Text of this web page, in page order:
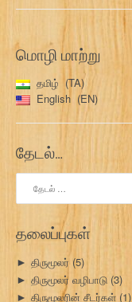
மொழி மாற்று
தமிழ்
TA
English
EN
தேடல்…
தேடு:
தலைப்புகள்
► திருமூலர் (5)
► திருமூலர் வழிபாடு (3)
► திருமூலரின் சீடர்கள் (1)